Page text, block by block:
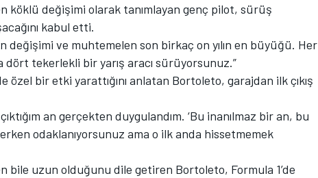
köklü değişimi olarak tanımlayan genç pilot, sürüş
kabul etti.
değişimi ve muhtemelen son birkaç on yılın en büyüğü. Her
dört tekerlekli bir yarış aracı sürüyorsunuz.”
özel bir etki yarattığını anlatan Bortoleto, garajdan ilk çıkış
an gerçekten duygulandım. ‘Bu inanılmaz bir an, bu
odaklanıyorsunuz ama o ilk anda hissetmemek
bile uzun olduğunu dile getiren Bortoleto, Formula 1’de